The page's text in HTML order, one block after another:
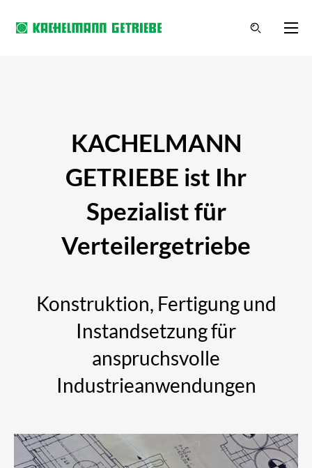
KACHELMANN
GETRIEBE ist Ihr
Spezialist für
Verteilergetriebe
Konstruktion, Fertigung und
Instandsetzung für
anspruchsvolle
Industrieanwendungen